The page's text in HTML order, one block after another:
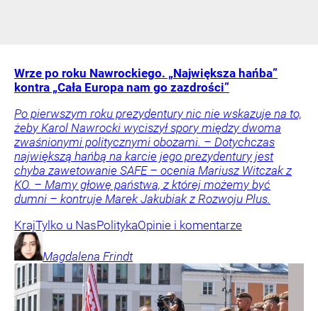
Wrze po roku Nawrockiego. „Największa hańba”
kontra „Cała Europa nam go zazdrości”
Po pierwszym roku prezydentury nic nie wskazuje na to,
żeby Karol Nawrocki wyciszył spory między dwoma
zwaśnionymi politycznymi obozami. – Dotychczas
największą hańbą na karcie jego prezydentury jest
chyba zawetowanie SAFE – ocenia Mariusz Witczak z
KO. – Mamy głowę państwa, z której możemy być
dumni – kontruje Marek Jakubiak z Rozwoju Plus.
KrajTylko u NasPolitykaOpinie i komentarze
Magdalena Frindt